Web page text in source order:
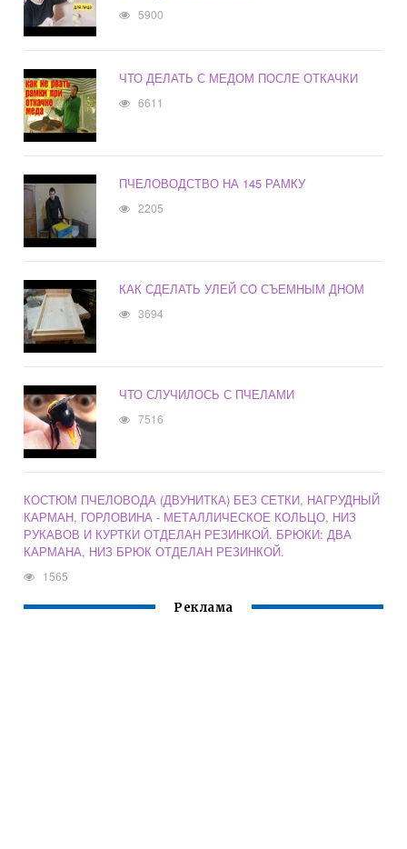
5900
ЧТО ДЕЛАТЬ С МЕДОМ ПОСЛЕ ОТКАЧКИ
6611
ПЧЕЛОВОДСТВО НА 145 РАМКУ
2205
КАК СДЕЛАТЬ УЛЕЙ СО СЪЕМНЫМ ДНОМ
3694
ЧТО СЛУЧИЛОСЬ С ПЧЕЛАМИ
7516
КОСТЮМ ПЧЕЛОВОДА (ДВУНИТКА) БЕЗ СЕТКИ, НАГРУДНЫЙ
КАРМАН, ГОРЛОВИНА - МЕТАЛЛИЧЕСКОЕ КОЛЬЦО, НИЗ
РУКАВОВ И КУРТКИ ОТДЕЛАН РЕЗИНКОЙ. БРЮКИ: ДВА
КАРМАНА, НИЗ БРЮК ОТДЕЛАН РЕЗИНКОЙ.
1565
Реклама